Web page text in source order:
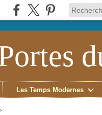
Les Temps Modernes